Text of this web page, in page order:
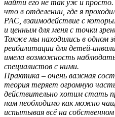
найти его не так уж и
что в отделении, где я
РАС, взаимодействие с
и ценным для меня с точки
Также мы находились в одном
реабилитации для детей-
имела возможность
специалистов с ними.
Практика – очень важная
теория теряет огромную
действительно хотим стать
нам необходимо как можно
испытывая всё на